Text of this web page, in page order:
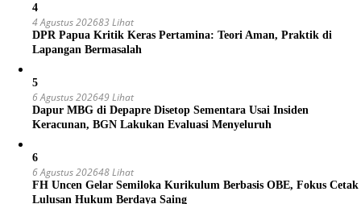
4
4 Agustus 202683 Lihat
DPR Papua Kritik Keras Pertamina: Teori Aman, Praktik di
Lapangan Bermasalah
5
6 Agustus 202649 Lihat
Dapur MBG di Depapre Disetop Sementara Usai Insiden
Keracunan, BGN Lakukan Evaluasi Menyeluruh
6
6 Agustus 202648 Lihat
FH Uncen Gelar Semiloka Kurikulum Berbasis OBE, Fokus Cetak
Lulusan Hukum Berdaya Saing